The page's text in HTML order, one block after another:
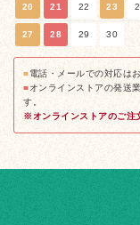
20 21 22 23
27 28 29 30
■電話・メールでの対応は
■オンラインストアの発送
す。
※オンラインストアのご注